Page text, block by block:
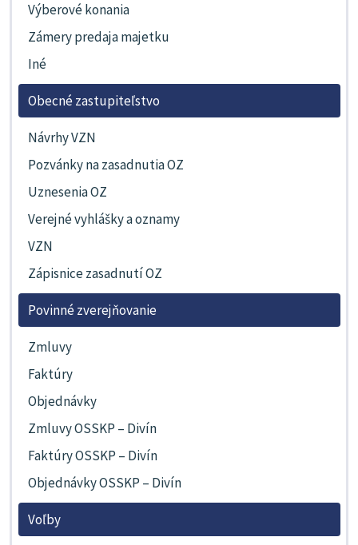
Výberové konania
Zámery predaja majetku
Iné
Obecné zastupiteľstvo
Návrhy VZN
Pozvánky na zasadnutia OZ
Uznesenia OZ
Verejné vyhlášky a oznamy
VZN
Zápisnice zasadnutí OZ
Povinné zverejňovanie
Zmluvy
Faktúry
Objednávky
Zmluvy OSSKP – Divín
Faktúry OSSKP – Divín
Objednávky OSSKP – Divín
Voľby